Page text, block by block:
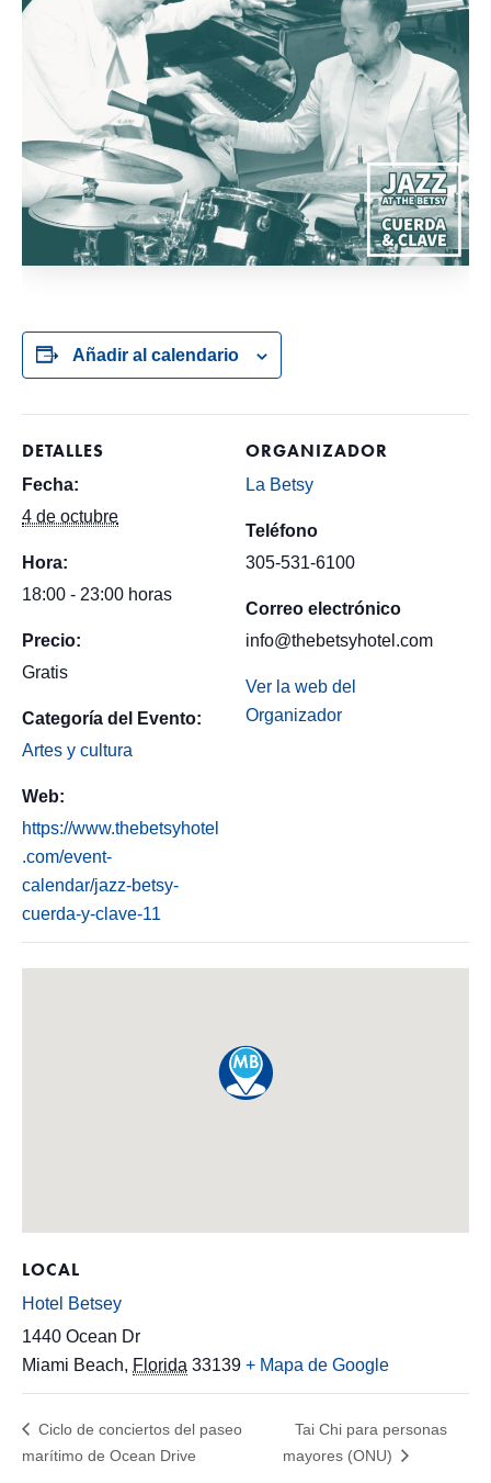
Añadir al calendario
DETALLES
Fecha:
4 de octubre
Hora:
18:00 - 23:00 horas
Precio:
Gratis
Categoría del Evento:
Artes y cultura
Web:
https://www.thebetsyhotel
.com/event-
calendar/jazz-betsy-
cuerda-y-clave-11
ORGANIZADOR
La Betsy
Teléfono
305-531-6100
Correo electrónico
info@thebetsyhotel.com
Ver la web del
Organizador
LOCAL
Hotel Betsey
1440 Ocean Dr
Miami Beach, Florida 33139 + Mapa de Google
Ciclo de conciertos del paseo
marítimo de Ocean Drive
Tai Chi para personas
mayores (ONU)